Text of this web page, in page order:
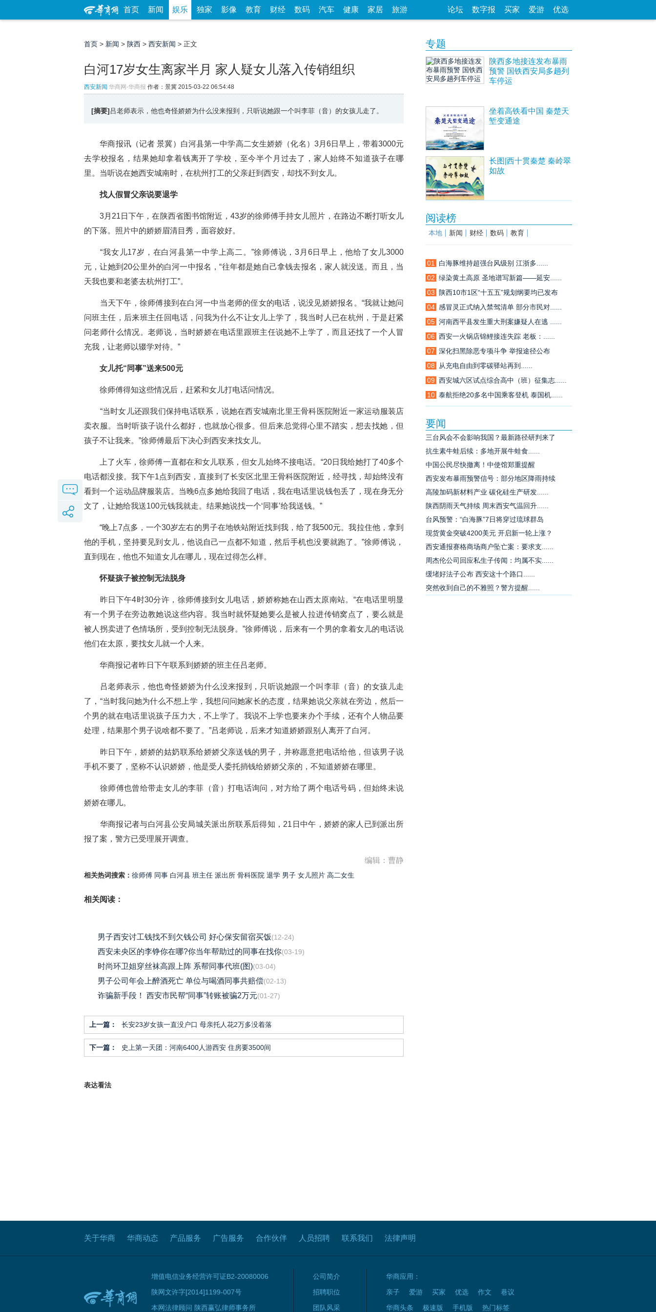
首页 新闻 娱乐 独家 影像 教育 财经 数码 汽车 健康 家居 旅游 论坛 数字报 买家 爱游 优选
首页 > 新闻 > 陕西 > 西安新闻 > 正文
白河17岁女生离家半月 家人疑女儿落入传销组织
西安新闻 华商网-华商报 作者：景冀 2015-03-22 06:54:48
[摘要]吕老师表示，他也奇怪娇娇为什么没来报到，只听说她跟一个叫李菲（音）的女孩儿走了。
华商报讯（记者 景冀）白河县第一中学高二女生娇娇（化名）3月6日早上，带着3000元
去学校报名，结果她却拿着钱离开了学校，至今半个月过去了，家人始终不知道孩子在哪
里。当听说在她西安城南时，在杭州打工的父亲赶到西安，却找不到女儿。
找人假冒父亲说要退学
3月21日下午，在陕西省图书馆附近，43岁的徐师傅手持女儿照片，在路边不断打听女儿
的下落。照片中的娇娇眉清目秀，面容姣好。
“我女儿17岁，在白河县第一中学上高二。”徐师傅说，3月6日早上，他给了女儿3000
元，让她到20公里外的白河一中报名，“往年都是她自己拿钱去报名，家人就没送。而且，当
天我也要和老婆去杭州打工”。
当天下午，徐师傅接到在白河一中当老师的侄女的电话，说没见娇娇报名。“我就让她问
问班主任，后来班主任回电话，问我为什么不让女儿上学了，我当时人已在杭州，于是赶紧
问老师什么情况。老师说，当时娇娇在电话里跟班主任说她不上学了，而且还找了一个人冒
充我，让老师以辍学对待。”
女儿托“同事”送来500元
徐师傅得知这些情况后，赶紧和女儿打电话问情况。
“当时女儿还跟我们保持电话联系，说她在西安城南北里王骨科医院附近一家运动服装店
卖衣服。当时听孩子说什么都好，也就放心很多。但后来总觉得心里不踏实，想去找她，但
孩子不让我来。”徐师傅最后下决心到西安来找女儿。
上了火车，徐师傅一直都在和女儿联系，但女儿始终不接电话。“20日我给她打了40多个
电话都没接。我下午1点到西安，直接到了长安区北里王骨科医院附近，经寻找，却始终没有
看到一个运动品牌服装店。当晚6点多她给我回了电话，我在电话里说钱包丢了，现在身无分
文了，让她给我送100元钱我就走。结果她说找一个‘同事’给我送钱。”
“晚上7点多，一个30岁左右的男子在地铁站附近找到我，给了我500元。我拉住他，拿到
他的手机，坚持要见到女儿，他说自己一点都不知道，然后手机也没要就跑了。”徐师傅说，
直到现在，他也不知道女儿在哪儿，现在过得怎么样。
怀疑孩子被控制无法脱身
昨日下午4时30分许，徐师傅接到女儿电话，娇娇称她在山西太原南站。“在电话里明显
有一个男子在旁边教她说这些内容。我当时就怀疑她要么是被人拉进传销窝点了，要么就是
被人拐卖进了色情场所，受到控制无法脱身。”徐师傅说，后来有一个男的拿着女儿的电话说
他们在太原，要找女儿就一个人来。
华商报记者昨日下午联系到娇娇的班主任吕老师。
吕老师表示，他也奇怪娇娇为什么没来报到，只听说她跟一个叫李菲（音）的女孩儿走
了，“当时我问她为什么不想上学，我想问问她家长的态度，结果她说父亲就在旁边，然后一
个男的就在电话里说孩子压力大，不上学了。我说不上学也要来办个手续，还有个人物品要
处理，结果那个男子说啥都不要了。”吕老师说，后来才知道娇娇跟别人离开了白河。
昨日下午，娇娇的姑奶联系给娇娇父亲送钱的男子，并称愿意把电话给他，但该男子说
手机不要了，坚称不认识娇娇，他是受人委托捎钱给娇娇父亲的，不知道娇娇在哪里。
徐师傅也曾给带走女儿的李菲（音）打电话询问，对方给了两个电话号码，但始终未说
娇娇在哪儿。
华商报记者与白河县公安局城关派出所联系后得知，21日中午，娇娇的家人已到派出所
报了案，警方已受理展开调查。
编辑：曹静
相关热词搜索： 徐师傅 同事 白河县 班主任 派出所 骨科医院 退学 男子 女儿照片 高二女生
相关阅读：
男子西安讨工钱找不到欠钱公司 好心保安留宿买饭(12-24)
西安未央区的李铮你在哪?你当年帮助过的同事在找你(03-19)
时尚环卫姐穿丝袜高跟上阵 系帮同事代班(图)(03-04)
男子公司年会上醉酒死亡 单位与喝酒同事共赔偿(02-13)
诈骗新手段！ 西安市民帮“同事”转账被骗2万元(01-27)
上一篇： 长安23岁女孩一直没户口 母亲托人花2万多没着落
下一篇： 史上第一天团：河南6400人游西安 住房要3500间
表达看法
专题
陕西多地接连发布暴雨
预警 国铁西安局多趟列
车停运
坐着高铁看中国 秦楚天
堑变通途
长图|西十贯秦楚 秦岭翠
如故
阅读榜
本地 新闻 财经 数码 教育
01
白海豚维持超强台风级别 江浙多......
02 绿染黄土高原 圣地谱写新篇——延安......
03
陕西10市1区“十五五”规划纲要均已发布
04 感冒灵正式纳入禁驾清单 部分市民对......
05 河南西平县发生重大刑案嫌疑人在逃 ......
06 西安一火锅店锦鲤接连失踪 老板：......
07 深化扫黑除恶专项斗争 举报途径公布
08
从充电自由到零碳驿站再到......
09 西安城六区试点综合高中（班）征集志......
10 泰航拒绝20多名中国乘客登机 泰国机......
要闻
三台风会不会影响我国？最新路径研判来了
抗生素牛蛙后续：多地开展牛蛙食......
中国公民尽快撤离！中使馆郑重提醒
西安发布暴雨预警信号：部分地区降雨持续
高陵加码新材料产业 碳化硅生产研发......
陕西阴雨天气持续 周末西安气温回升......
台风预警：“白海豚”7日将穿过琉球群岛
现货黄金突破4200美元 开启新一轮上涨？
西安通报赛格商场商户坠亡案：要求支......
周杰伦公司回应私生子传闻：均属不实......
缓堵好法子公布 西安这十个路口......
突然收到自己的不雅照？警方提醒......
关于华商 华商动态 产品服务 广告服务 合作伙伴 人员招聘 联系我们 法律声明
增值电信业务经营许可证B2-20080006
陕网文许字[2014]1199-007号
本网法律顾问 陕西赢弘律师事务所
公司简介
招聘职位
团队风采
华商应用：
亲子
爱游 买家 优选 作文
巷议
华商头条
极速版 手机版 热门标签